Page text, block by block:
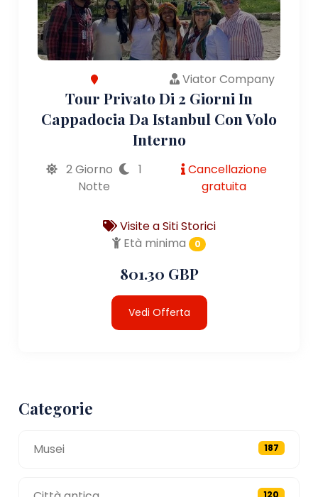
Viator Company
Tour Privato Di 2 Giorni In
Cappadocia Da Istanbul Con Volo
Interno
2 Giorno
1
Notte
Cancellazione
gratuita
Visite a Siti Storici
Età minima
0
801.30 GBP
Vedi Offerta
Categorie
Musei 187